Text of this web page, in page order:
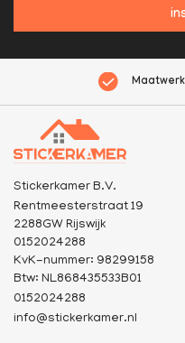
Stickerkamer B.V.
Rentmeesterstraat 19
2288GW Rijswijk
0152024288
KvK-nummer: 98299158
Btw: NL868435533B01
0152024288
info@stickerkamer.nl